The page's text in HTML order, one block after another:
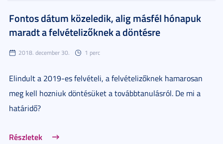
Fontos dátum közeledik, alig másfél hónapuk
maradt a felvételizőknek a döntésre
2018. december 30. 1 perc
Elindult a 2019-es felvételi, a felvételizőknek hamarosan
meg kell hozniuk döntésüket a továbbtanulásról. De mi a
határidő?
Részletek